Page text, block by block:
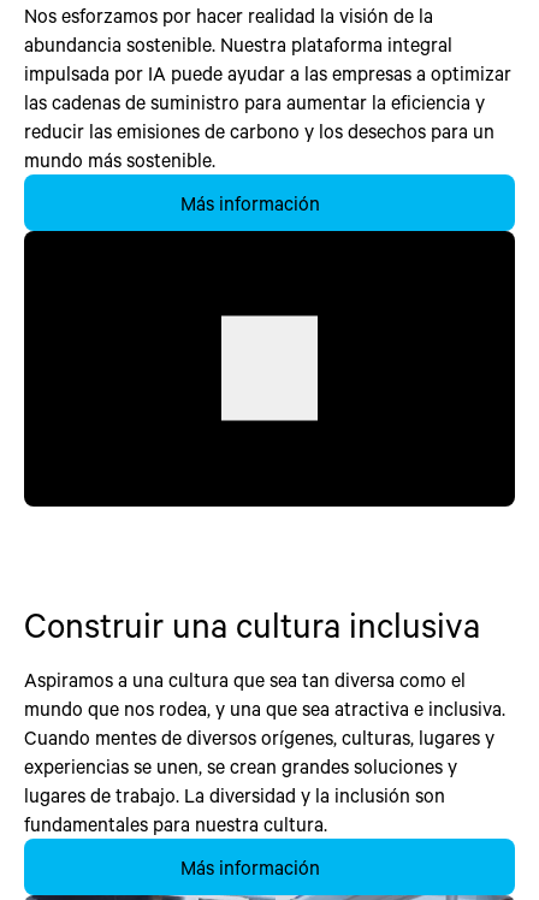
Nos esforzamos por hacer realidad la visión de la
abundancia sostenible. Nuestra plataforma integral
impulsada por IA puede ayudar a las empresas a optimizar
las cadenas de suministro para aumentar la eficiencia y
reducir las emisiones de carbono y los desechos para un
mundo más sostenible.
Más información
Construir una cultura inclusiva
Aspiramos a una cultura que sea tan diversa como el
mundo que nos rodea, y una que sea atractiva e inclusiva.
Cuando mentes de diversos orígenes, culturas, lugares y
experiencias se unen, se crean grandes soluciones y
lugares de trabajo. La diversidad y la inclusión son
fundamentales para nuestra cultura.
Más información